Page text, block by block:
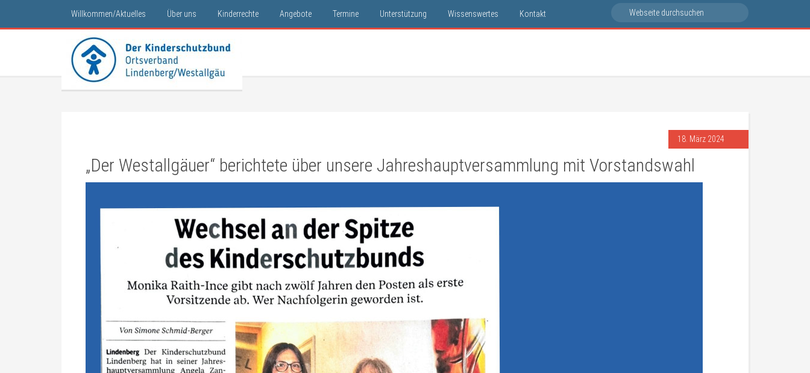
Willkommen/Aktuelles Über uns Kinderrechte Angebote Termine Unterstützung Wissenswertes Kontakt
18. März 2024
„Der Westallgäuer“ berichtete über unsere Jahreshauptversammlung mit Vorstandswahl